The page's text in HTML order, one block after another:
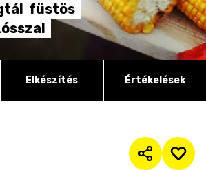
füstös
Elkészítés Értékelések